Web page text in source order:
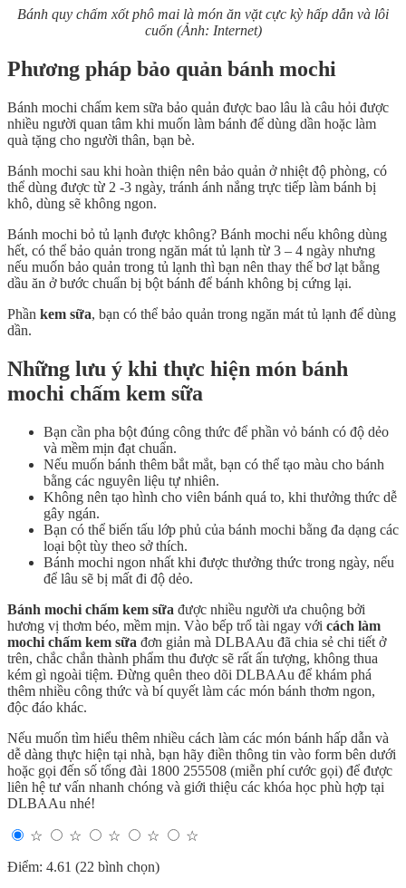
Bánh quy chấm xốt phô mai là món ăn vặt cực kỳ hấp dẫn và lôi
cuốn (Ảnh: Internet)
Phương pháp bảo quản bánh mochi
Bánh mochi chấm kem sữa bảo quản được bao lâu là câu hỏi được
nhiều người quan tâm khi muốn làm bánh để dùng dần hoặc làm
quà tặng cho người thân, bạn bè.
Bánh mochi sau khi hoàn thiện nên bảo quản ở nhiệt độ phòng, có
thể dùng được từ 2 -3 ngày, tránh ánh nắng trực tiếp làm bánh bị
khô, dùng sẽ không ngon.
Bánh mochi bỏ tủ lạnh được không? Bánh mochi nếu không dùng
hết, có thể bảo quản trong ngăn mát tủ lạnh từ 3 – 4 ngày nhưng
nếu muốn bảo quản trong tủ lạnh thì bạn nên thay thế bơ lạt bằng
dầu ăn ở bước chuẩn bị bột bánh để bánh không bị cứng lại.
Phần kem sữa, bạn có thể bảo quản trong ngăn mát tủ lạnh để dùng
dần.
Những lưu ý khi thực hiện món bánh
mochi chấm kem sữa
Bạn cần pha bột đúng công thức để phần vỏ bánh có độ dẻo
và mềm mịn đạt chuẩn.
Nếu muốn bánh thêm bắt mắt, bạn có thể tạo màu cho bánh
bằng các nguyên liệu tự nhiên.
Không nên tạo hình cho viên bánh quá to, khi thưởng thức dễ
gây ngán.
Bạn có thể biến tấu lớp phủ của bánh mochi bằng đa dạng các
loại bột tùy theo sở thích.
Bánh mochi ngon nhất khi được thưởng thức trong ngày, nếu
để lâu sẽ bị mất đi độ dẻo.
Bánh mochi chấm kem sữa được nhiều người ưa chuộng bởi
hương vị thơm béo, mềm mịn. Vào bếp trổ tài ngay với cách làm
mochi chấm kem sữa đơn giản mà DLBAAu đã chia sẻ chi tiết ở
trên, chắc chắn thành phẩm thu được sẽ rất ấn tượng, không thua
kém gì ngoài tiệm. Đừng quên theo dõi DLBAAu để khám phá
thêm nhiều công thức và bí quyết làm các món bánh thơm ngon,
độc đáo khác.
Nếu muốn tìm hiểu thêm nhiều cách làm các món bánh hấp dẫn và
dễ dàng thực hiện tại nhà, bạn hãy điền thông tin vào form bên dưới
hoặc gọi đến số tổng đài 1800 255508 (miễn phí cước gọi) để được
liên hệ tư vấn nhanh chóng và giới thiệu các khóa học phù hợp tại
DLBAAu nhé!
☆ ☆ ☆ ☆
☆
Điểm: 4.61 (22 bình chọn)